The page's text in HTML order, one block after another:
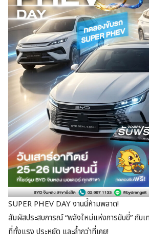
SUPER PHEV DAY งานนี้ห้ามพลาด!
สัมผัสประสบการณ์ “พลังใหม่แห่งการขับขี่” กับ
ที่ทั้งแรง ประหยัด และล้ำกว่าที่เคย!